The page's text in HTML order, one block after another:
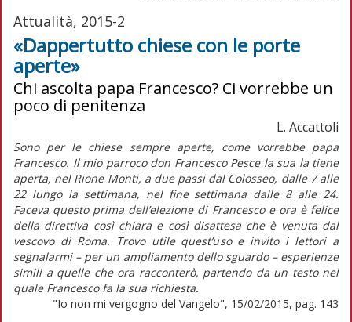
Attualità, 2015-2
«Dappertutto chiese con le porte
aperte»
Chi ascolta papa Francesco? Ci vorrebbe un
poco di penitenza
L. Accattoli
Sono per le chiese sempre aperte, come vorrebbe papa
Francesco. Il mio parroco don Francesco Pesce la sua la tiene
aperta, nel Rione Monti, a due passi dal Colosseo, dalle 7 alle
22 lungo la settimana, nel fine settimana dalle 8 alle 24.
Faceva questo prima dell’elezione di Francesco e ora è felice
della direttiva così chiara e così disattesa che è venuta dal
vescovo di Roma. Trovo utile quest’uso e invito i lettori a
segnalarmi – per un ampliamento dello sguardo – esperienze
simili a quelle che ora racconterò, partendo da un testo nel
quale Francesco fa la sua richiesta.
"Io non mi vergogno del Vangelo", 15/02/2015, pag. 143